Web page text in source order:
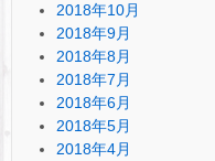
2018年10月
2018年9月
2018年8月
2018年7月
2018年6月
2018年5月
2018年4月